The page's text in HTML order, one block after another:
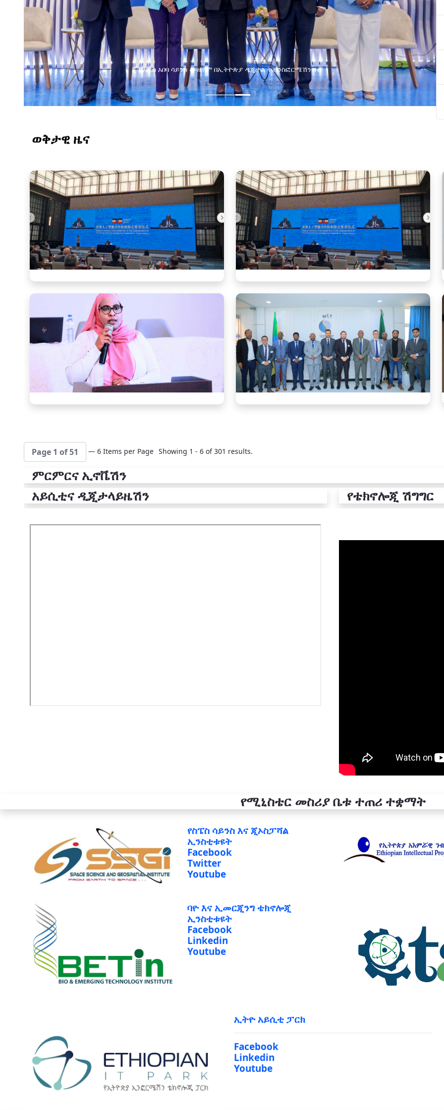
የልማት አጋሮች በአባልነት የየያዘ የኢኖቬሽን፣የዲጅታል
የኢንፎርሜሽን ቴክኖሎጂ የጋራ ግብረሃይል
ትራንስፎርሜሽን ጉዞ
ወቅታዊ ዜና
Page 1 of 51 — 6 Items per Page Showing 1 - 6 of 301 results.
ምርምርና ኢኖቬሽን
አይሲቲና ዲጂታላይዜሽን
የቴክኖሎጂ ሽግግር
የሚኒስቴር መስሪያ ቤቱ ተጠሪ ተቋማት
የስፔስ ሳይንስ እና ጂኦስፓሻል
ኢንስቲቱዩት
Facebook
Twitter
Youtube
ባዮ እና ኢመርጂንግ ቴክኖሎጂ
ኢንስቲቱዩት
Facebook
Linkedin
Youtube
ኢትዮ አይሲቲ ፓርክ
Facebook
Linkedin
Youtube